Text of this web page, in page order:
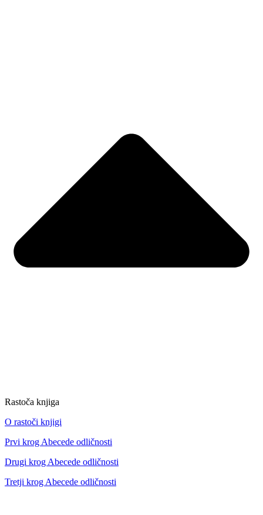
Rastoča knjiga
O rastoči knjigi
Prvi krog Abecede odličnosti
Drugi krog Abecede odličnosti
Tretji krog Abecede odličnosti